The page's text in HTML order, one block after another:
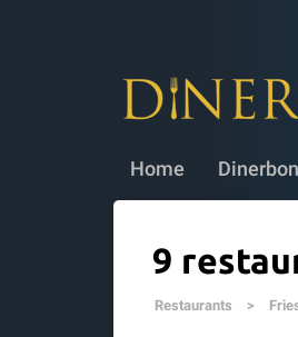
Home
9
Restaurants >